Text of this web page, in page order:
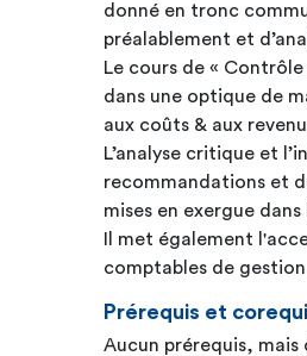
donné en tronc
préalablement et
Le cours de «
dans une optique de
aux coûts & aux
L’analyse critique et
recommandations et
mises en exergue
Il met également
comptables de
Prérequis et
Aucun prérequis,